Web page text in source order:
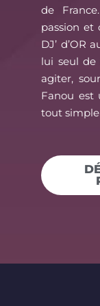
de
passion
DJ’ d’OR
lui seul de
agiter,
Fanou est
tout